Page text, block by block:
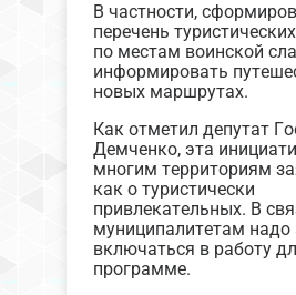
В частности,
перечень
по местам воинской
информировать
новых маршрутах.
Как отметил депутат
Демченко, эта
многим территориям
как о туристически
привлекательных. В
муниципалитетам надо
включаться в работу
программе.